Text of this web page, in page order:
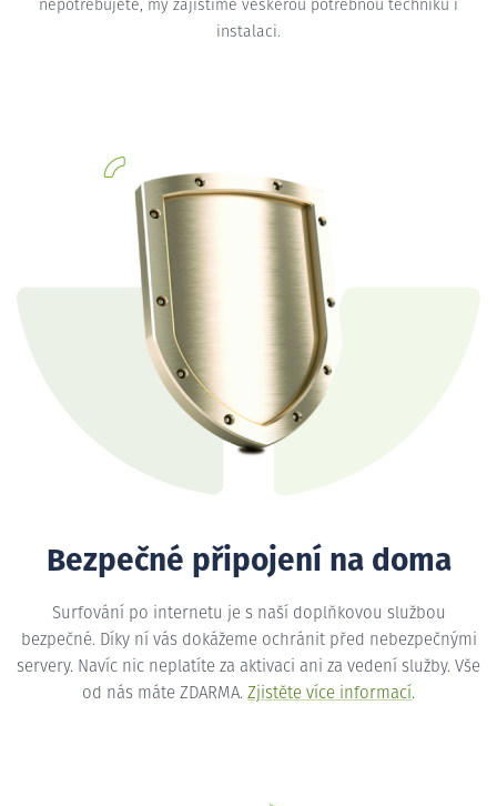
nepotřebujete, my zajistíme veškerou potřebnou techniku i
instalaci.
Bezpečné připojení na doma
Surfování po internetu je s naší doplňkovou službou
bezpečné. Díky ní vás dokážeme ochránit před nebezpečnými
servery. Navíc nic neplatíte za aktivaci ani za vedení služby. Vše
od nás máte ZDARMA. Zjistěte více informací.